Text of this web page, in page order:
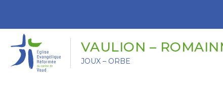
VAULION –
JOUX – ORBE